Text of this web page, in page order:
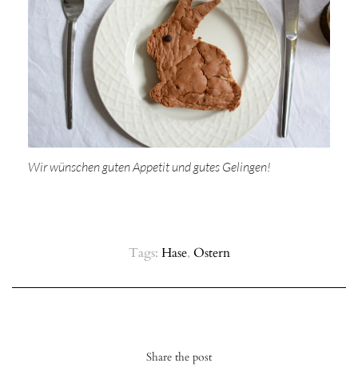
Wir wünschen guten Appetit und gutes Gelingen!
Tags: Hase, Ostern
Share the post